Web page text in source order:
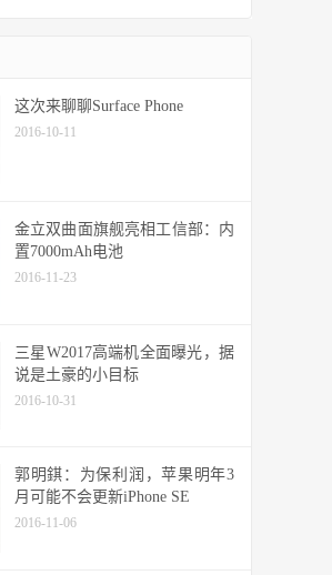
这次来聊聊Surface Phone
2016-10-11
金立双曲面旗舰亮相工信部：内
置7000mAh电池
2016-11-23
三星W2017高端机全面曝光，据
说是土豪的小目标
2016-10-31
郭明錤：为保利润，苹果明年3
月可能不会更新iPhone SE
2016-11-06